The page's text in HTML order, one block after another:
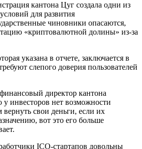
кантона Цуг создала одни из
для развития
чиновники опасаются,
«криптовалютной долины» из-за
указана в отчете, заключается в
слепого доверия пользователей
директор кантона
у инвесторов нет возможности
вернуть свои деньги, если их
вот это его больше
ICO-стартапов довольны